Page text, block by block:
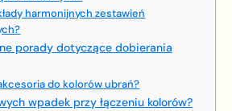
harmonijnych zestawień
porady dotyczące dobierania
do kolorów ubrań?
wpadek przy łączeniu kolorów?